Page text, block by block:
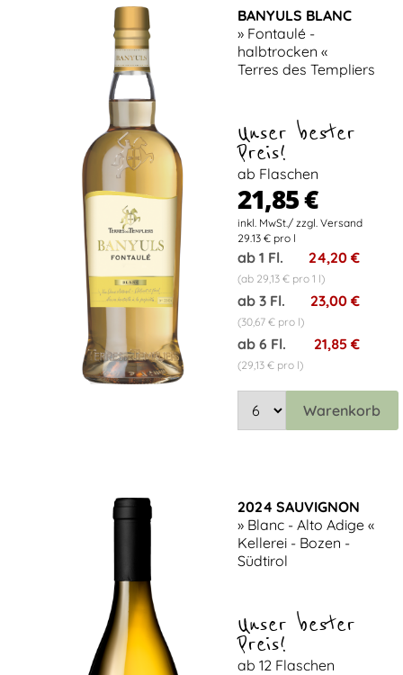
BANYULS BLANC
» Fontaulé -
halbtrocken «
Terres des Templiers
Unser bester
Preis!
ab Flaschen
21,85 €
29.13 € pro l
ab 1 Fl. 24,20 €
(ab 29,13 € pro 1 l)
ab 3 Fl. 23,00 €
(30,67 € pro l)
ab 6 Fl. 21,85 €
(29,13 € pro l)
Warenkorb
2024 SAUVIGNON
» Blanc - Alto Adige «
Kellerei - Bozen -
Südtirol
Unser bester
Preis!
ab 12 Flaschen